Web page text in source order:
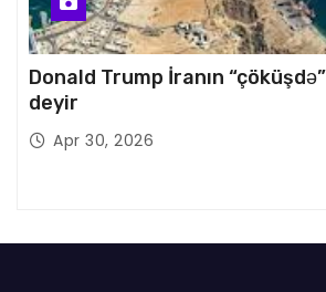
Donald Trump İranın
deyir
Apr 30, 2026